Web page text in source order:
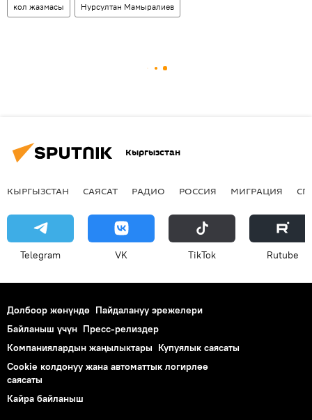
кол жазмасы Нурсултан Мамыралиев
Кыргызстан
КЫРГЫЗСТАН САЯСАТ РАДИО РОССИЯ МИГРАЦИЯ
Telegram VK ТikТоk Rutube
Долбоор жөнүндө Пайдалануу эрежелери
Байланыш үчүн Пресс-релиздер
Компаниялардын жаңылыктары Купуялык саясаты
Cookie колдонуу жана автоматтык логирлөө
саясаты
Кайра байланыш